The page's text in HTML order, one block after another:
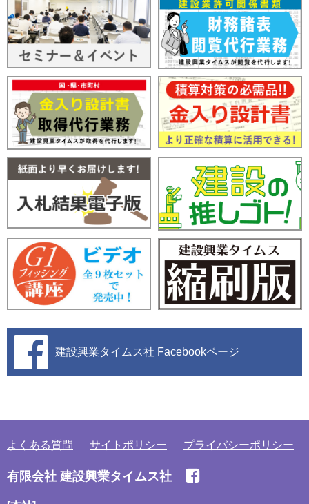
建設興業タイムス社 Facebookページ
よくある質問 サイトポリシー プライバシーポリシー
有限会社 建設興業タイムス社